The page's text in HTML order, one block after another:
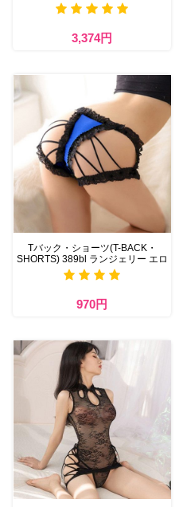
3,374円
Tバック・ショーツ(T-BACK・
SHORTS) 389bl ランジェリー エロ
970円